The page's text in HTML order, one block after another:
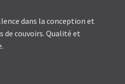
dans la conception et
de couvoirs. Qualité et